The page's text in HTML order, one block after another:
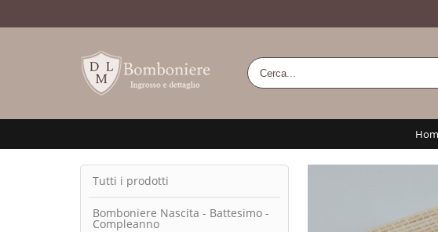
Tutti i prodotti
Bomboniere Nascita - Battesimo -
Compleanno